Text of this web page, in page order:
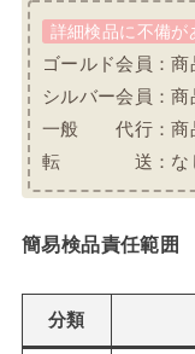
詳細検品に不備が
ゴールド会員：
シルバー会員：
一般 代行：商
転 送：な
簡易検品責任範囲
分類